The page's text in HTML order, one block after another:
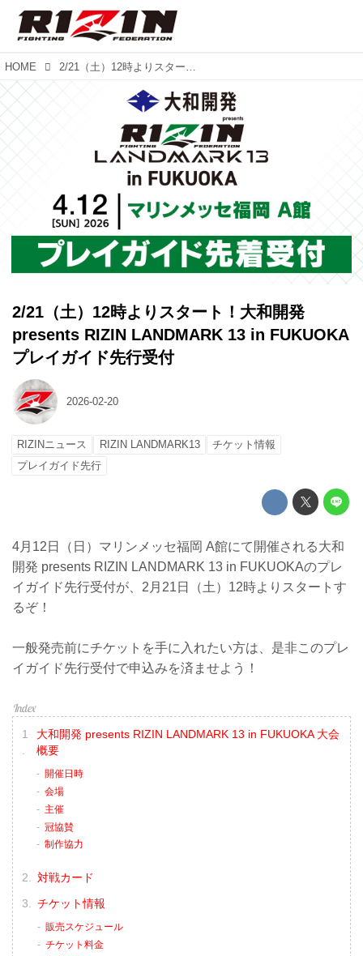
HOME 2/21（土）12時よりスタート！大和開発 presents RIZIN LANDMARK 13 in FUKUOKA プレイガイド先行受付
2/21（土）12時よりスタート！大和開発
presents RIZIN LANDMARK 13 in FUKUOKA
プレイガイド先行受付
2026-02-20
RIZINニュース RIZIN LANDMARK13
チケット情報
プレイガイド先行
4月12日（日）マリンメッセ福岡 A館にて開催される大和
開発 presents RIZIN LANDMARK 13 in FUKUOKAのプレ
イガイド先行受付が、2月21日（土）12時よりスタートす
るぞ！
一般発売前にチケットを手に入れたい方は、是非このプレ
イガイド先行受付で申込みを済ませよう！
大和開発 presents RIZIN LANDMARK 13 in FUKUOKA 大会
概要
開催日時
会場
主催
冠協賛
制作協力
対戦カード
チケット情報
販売スケジュール
チケット料金